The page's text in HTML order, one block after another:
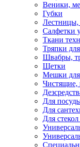
Веники,
Губки
Лестницы,
Салфетки
Ткани
Тряпки
Швабры,
Щетки
Мешки для
Чистящие,
Для
Для
Для